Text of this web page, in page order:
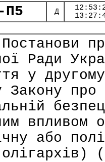
П5
Д
Ради
у
Закону про
впливом
або